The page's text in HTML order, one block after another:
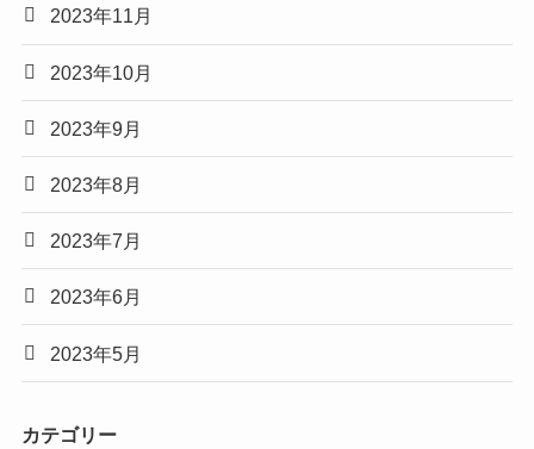
2023年11月
2023年10月
2023年9月
2023年8月
2023年7月
2023年6月
2023年5月
カテゴリー